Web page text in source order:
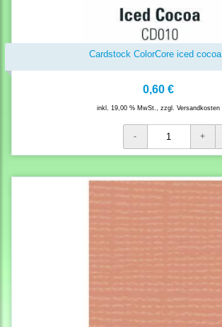
Cardstock ColorCore iced cocoa
0,60 €
inkl. 19,00 % MwSt., zzgl. Versandkosten